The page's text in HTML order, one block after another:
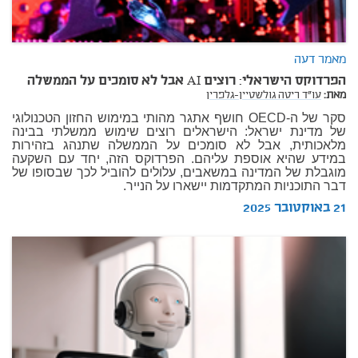
מאמר דעה
הפרדוקס הישראלי: רוצים AI אבל לא סומכים על הממשלה
מאת:עו"ד ריטה גולשטיין-גלפרין
סקר של ה-OECD חושף אתגר מהותי במימוש החזון הטכנולוגי
של מדינת ישראל: הישראלים רוצים שימוש ממשלתי בבינה
מלאכותית, אבל לא סומכים על הממשלה שתנהג בזהירות
במידע שהיא אוספת עליהם. הפרדוקס הזה, יחד עם השקעה
מוגבלת של המדינה במשאבים, עלולים להוביל לכך שבסופו של
דבר התוכניות המתקדמות יישארו על הנייר.
21 באוקטובר 2025